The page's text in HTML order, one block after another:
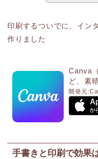
印刷するついでに、イン
作りました
Canva
ど、素
開発元:
手書きと印刷で効果